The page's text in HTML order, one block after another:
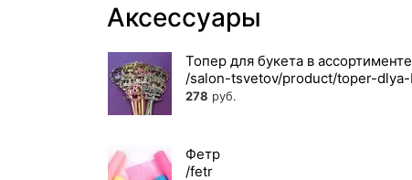
Аксессуары
Топер для букета в ассортименте
278 руб.
Фетр